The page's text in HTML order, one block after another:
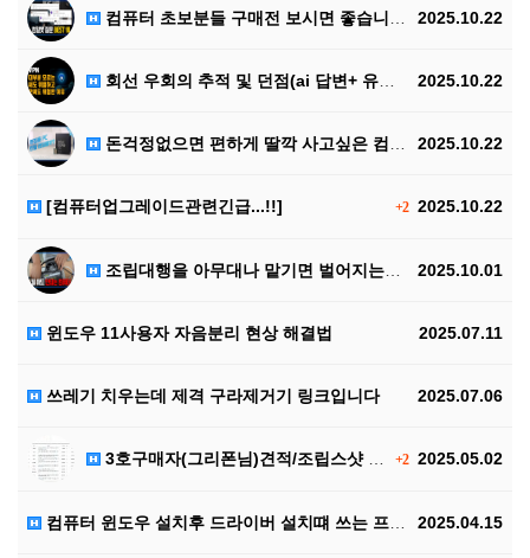
2025.10.22
컴퓨터 초보분들 구매전 보시면 좋습니다!! 꽤 길어요
2025.10.22
회선 우회의 추적 및 던점(ai 답변+ 유투브 영상첨부…
2025.10.22
돈걱정없으면 편하게 딸깍 사고싶은 컴퓨터 조합
+22025.10.22
[컴퓨터업그레이드관련긴급...!!]
2025.10.01
조립대행을 아무대나 맡기면 벌어지는일...
2025.07.11
윈도우 11사용자 자음분리 현상 해결법
2025.07.06
쓰레기 치우는데 제격 구라제거기 링크입니다
+22025.05.02
3호구매자(그리폰님)견적/조립스샷 테스트영상입니다
2025.04.15
컴퓨터 윈도우 설치후 드라이버 설치떄 쓰는 프로그램입니…